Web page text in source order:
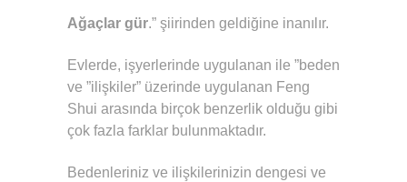
Ağaçlar gür.” şiirinden geldiğine inanılır.
Evlerde, işyerlerinde uygulanan ile ”beden
ve ”ilişkiler” üzerinde uygulanan Feng
Shui arasında birçok benzerlik olduğu gibi
çok fazla farklar bulunmaktadır.
Bedenleriniz ve ilişkilerinizin dengesi ve